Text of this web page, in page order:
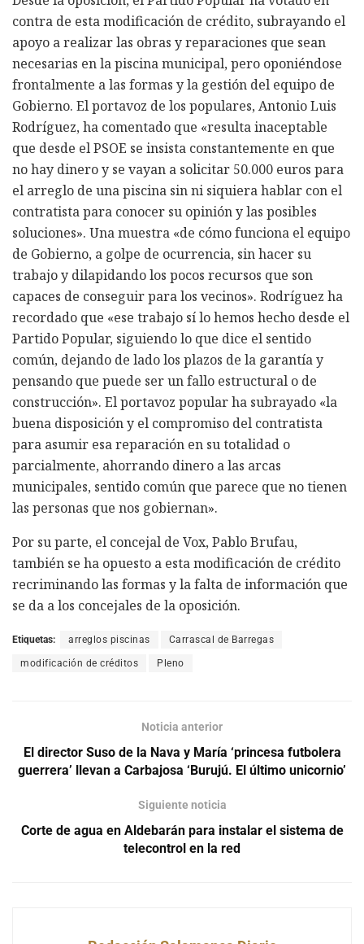
contra de esta modificación de crédito, subrayando el
apoyo a realizar las obras y reparaciones que sean
necesarias en la piscina municipal, pero oponiéndose
frontalmente a las formas y la gestión del equipo de
Gobierno. El portavoz de los populares, Antonio Luis
Rodríguez, ha comentado que «resulta inaceptable
que desde el PSOE se insista constantemente en que
no hay dinero y se vayan a solicitar 50.000 euros para
el arreglo de una piscina sin ni siquiera hablar con el
contratista para conocer su opinión y las posibles
soluciones». Una muestra «de cómo funciona el equipo
de Gobierno, a golpe de ocurrencia, sin hacer su
trabajo y dilapidando los pocos recursos que son
capaces de conseguir para los vecinos». Rodríguez ha
recordado que «ese trabajo sí lo hemos hecho desde el
Partido Popular, siguiendo lo que dice el sentido
común, dejando de lado los plazos de la garantía y
pensando que puede ser un fallo estructural o de
construcción». El portavoz popular ha subrayado «la
buena disposición y el compromiso del contratista
para asumir esa reparación en su totalidad o
parcialmente, ahorrando dinero a las arcas
municipales, sentido común que parece que no tienen
las personas que nos gobiernan».
Por su parte, el concejal de Vox, Pablo Brufau,
también se ha opuesto a esta modificación de crédito
recriminando las formas y la falta de información que
se da a los concejales de la oposición.
Etiquetas: arreglos piscinas Carrascal de Barregas
modificación de créditos Pleno
Noticia anterior
El director Suso de la Nava y María ‘princesa futbolera
guerrera’ llevan a Carbajosa ‘Burujú. El último unicornio’
Siguiente noticia
Corte de agua en Aldebarán para instalar el sistema de
telecontrol en la red